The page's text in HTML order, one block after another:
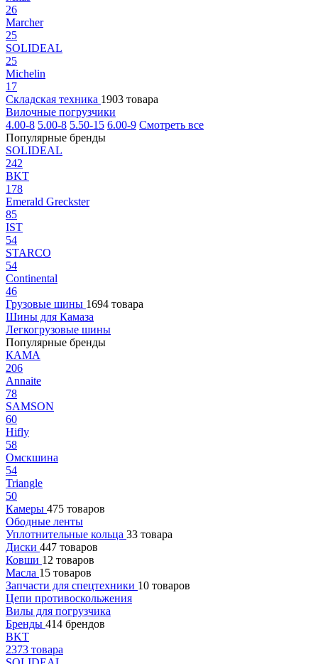
26
Marcher
25
SOLIDEAL
25
Michelin
17
Складская техника 1903 товара
Вилочные погрузчики
4.00-8 5.00-8 5.50-15 6.00-9 Смотреть все
Популярные бренды
SOLIDEAL
242
BKT
178
Emerald Greckster
85
IST
54
STARCO
54
Continental
46
Грузовые шины 1694 товара
Шины для Камаза
Легкогрузовые шины
Популярные бренды
КАМА
206
Annaite
78
SAMSON
60
Hifly
58
Омскшина
54
Triangle
50
Камеры 475 товаров
Ободные ленты
Уплотнительные кольца 33 товара
Диски 447 товаров
Ковши 12 товаров
Масла 15 товаров
Запчасти для спецтехники 10 товаров
Цепи противоскольжения
Вилы для погрузчика
Бренды 414 брендов
BKT
2373 товара